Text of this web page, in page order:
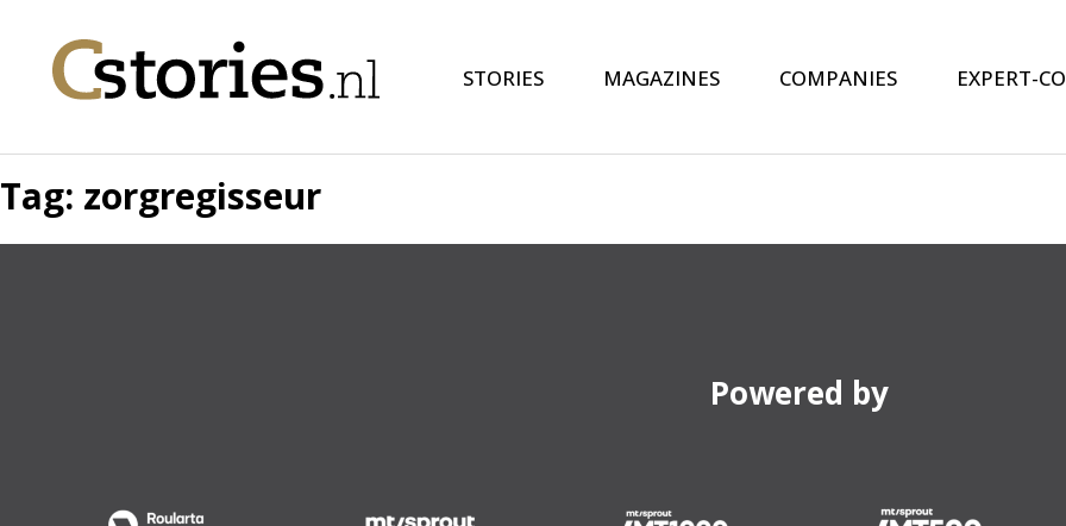
STORIES MAGAZINES COMPANIES EXPERT-
Tag: zorgregisseur
Powered by